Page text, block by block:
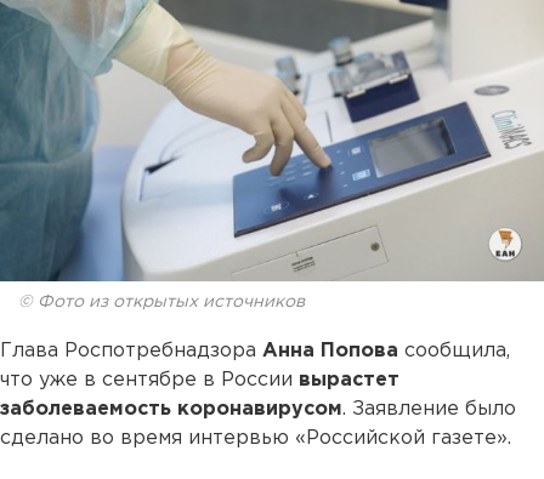
© Фото из открытых источников
Глава Роспотребнадзора Анна Попова сообщила,
что уже в сентябре в России вырастет
заболеваемость коронавирусом. Заявление было
сделано во время интервью «Российской газете».